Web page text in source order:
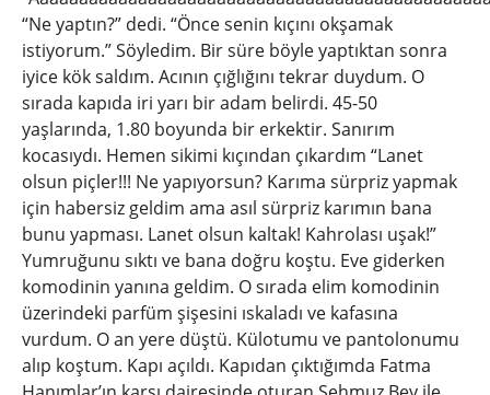
“Ne yaptın?” dedi. “Önce senin kıçını okşamak
istiyorum.” Söyledim. Bir süre böyle yaptıktan sonra
iyice kök saldım. Acının çığlığını tekrar duydum. O
sırada kapıda iri yarı bir adam belirdi. 45-50
yaşlarında, 1.80 boyunda bir erkektir. Sanırım
kocasıydı. Hemen sikimi kıçından çıkardım “Lanet
olsun piçler!!! Ne yapıyorsun? Karıma sürpriz yapmak
için habersiz geldim ama asıl sürpriz karımın bana
bunu yapması. Lanet olsun kaltak! Kahrolası uşak!”
Yumruğunu sıktı ve bana doğru koştu. Eve giderken
komodinin yanına geldim. O sırada elim komodinin
üzerindeki parfüm şişesini ıskaladı ve kafasına
vurdum. O an yere düştü. Külotumu ve pantolonumu
alıp koştum. Kapı açıldı. Kapıdan çıktığımda Fatma